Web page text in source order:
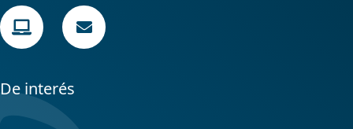
De interés